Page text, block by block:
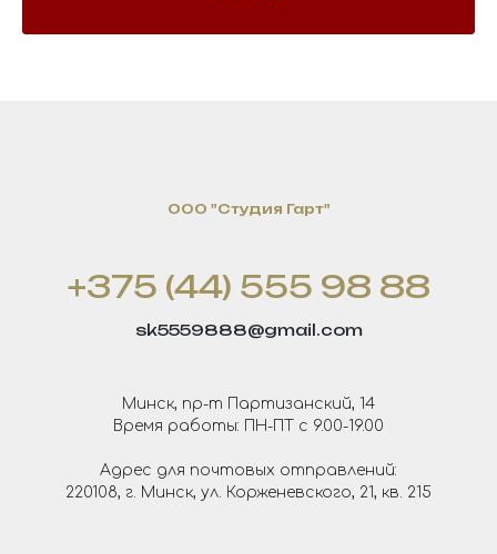
OOO "Студия Гарт"
+375 (44) 555 98 88
sk5559888@gmail.com
Минск, пр-т Партизанский, 14
Время работы: ПН-ПТ с 9.00-19.00
Адрес для почтовых отправлений:
220108, г. Минск, ул. Корженевского, 21, кв. 215